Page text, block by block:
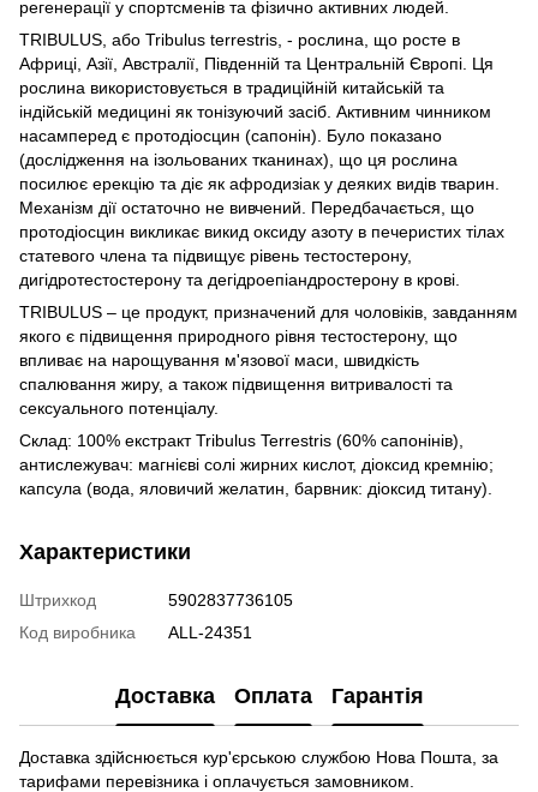
регенерації у спортсменів та фізично активних людей.
TRIBULUS, або Tribulus terrestris, - рослина, що росте в
Африці, Азії, Австралії, Південній та Центральній Європі. Ця
рослина використовується в традиційній китайській та
індійській медицині як тонізуючий засіб. Активним чинником
насамперед є протодіосцин (сапонін). Було показано
(дослідження на ізольованих тканинах), що ця рослина
посилює ерекцію та діє як афродизіак у деяких видів тварин.
Механізм дії остаточно не вивчений. Передбачається, що
протодіосцин викликає викид оксиду азоту в печеристих тілах
статевого члена та підвищує рівень тестостерону,
дигідротестостерону та дегідроепіандростерону в крові.
TRIBULUS – це продукт, призначений для чоловіків, завданням
якого є підвищення природного рівня тестостерону, що
впливає на нарощування м'язової маси, швидкість
спалювання жиру, а також підвищення витривалості та
сексуального потенціалу.
Склад: 100% екстракт Tribulus Terrestris (60% сапонінів),
антислежувач: магнієві солі жирних кислот, діоксид кремнію;
капсула (вода, яловичий желатин, барвник: діоксид титану).
Характеристики
Штрихкод
5902837736105
Код виробника
ALL-24351
Доставка Оплата Гарантія
Доставка здійснюється кур'єрською службою Нова Пошта, за
тарифами перевізника і оплачується замовником.